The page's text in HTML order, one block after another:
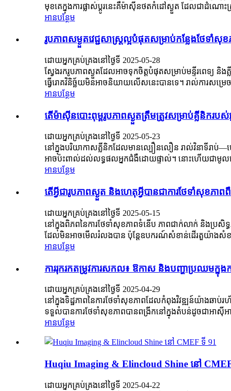
មុខគេក្នុងការផ្លាស់ប្តូរនេះគឺម៉ាស៊ីនថតកំដៅស្ងួត ដែលជាដំណ
អានបន្ថែម
រូបភាពសម្ងួតវេជ្ជសាស្រ្តល្អបំផុតសម្រាប់កន្លែងថែទាំសុខ
ដោយអ្នកគ្រប់គ្រងនៅថ្ងៃទី 2025-05-28
ស្វែងរករូបភាពស្ងួតដែលអាចទុកចិត្តបំផុតសម្រាប់មន្ទីរពេទ្យ និ
ធ្វើរោគវិនិច្ឆ័យមិនអាចនិយាយលើសនេះបានទេ។ រាល់ការសម្រេចចិ
អានបន្ថែម
តើម៉ាស៊ីនបោះពុម្ពរូបភាពស្ងួតត្រឹមត្រូវសម្រាប់គ្លីនិករបស់
ដោយអ្នកគ្រប់គ្រងនៅថ្ងៃទី 2025-05-23
នៅក្នុងបរិយាកាសគ្លីនិកដែលមានល្បឿនលឿន រាល់វិនាទីរាប់
អាចប៉ះពាល់ដល់លទ្ធផលអ្នកជំងឺដោយផ្ទាល់។ នោះហើយជាមូលហ
អានបន្ថែម
តើអ្វីជារូបភាពស្ងួត និងហេតុអ្វីបានជាការថែទាំសុខភាពពឹ
ដោយអ្នកគ្រប់គ្រងនៅថ្ងៃទី 2025-05-15
នៅក្នុងពិភពនៃការថែទាំសុខភាពទំនើប ភាពជាក់លាក់ និងប្
ដែលមិនអាចមើលរំលងបាន ប៉ុន្តែឧបករណ៍សំខាន់ដើរតួយ៉ាងសំខាន់ក្
អានបន្ថែម
ការរុករកតម្រូវការសកល៖ ឱកាស និងបញ្ហាប្រឈមក្នុងកា
ដោយអ្នកគ្រប់គ្រងនៅថ្ងៃទី 2025-04-29
នៅក្នុងទិដ្ឋភាពនៃការថែទាំសុខភាពដែលកំពុងវិវឌ្ឍន៍យ៉ាងឆាប់
ទទួលបានការថែទាំសុខភាពបានពង្រីកនៅក្នុងតំបន់ដូចជាអាស៊ីអ
អានបន្ថែម
Huqiu Imaging & Elincloud Shine នៅ
ដោយអ្នកគ្រប់គ្រងនៅថ្ងៃទី 2025-04-22